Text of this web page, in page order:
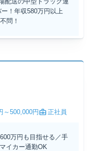
！年収580万円以上
問！
～ 500,000円 正社員
万円も目指せる／手
イカー通勤OK